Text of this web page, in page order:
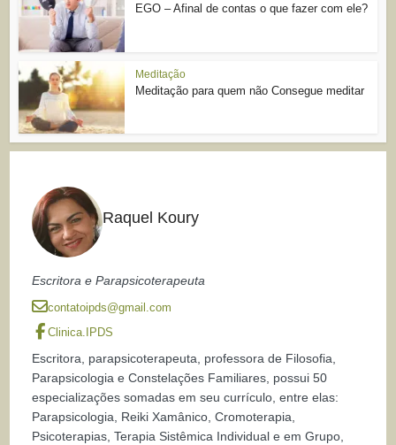
EGO – Afinal de contas o que fazer com ele?
Meditação
Meditação para quem não Consegue meditar
Raquel Koury
Escritora e Parapsicoterapeuta
contatoipds@gmail.com
Clinica.IPDS
Escritora, parapsicoterapeuta, professora de Filosofia,
Parapsicologia e Constelações Familiares, possui 50
especializações somadas em seu currículo, entre elas:
Parapsicologia, Reiki Xamânico, Cromoterapia,
Psicoterapias, Terapia Sistêmica Individual e em Grupo,